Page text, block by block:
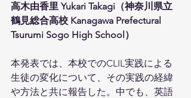
高木由香里 Yukari Takagi（神奈川県立
鶴見総合高校 Kanagawa Prefectural
Tsurumi Sogo High School）
本発表では、本校でのCLIL実践による
生徒の変化について、その実践の経緯
や方法と共に報告した。中でも、英語